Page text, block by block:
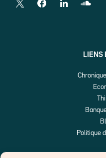
LIENS
Politique